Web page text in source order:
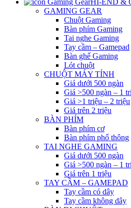
HI-END &
GAMING GEAR
Chuột Gaming
Bàn phím Gaming
Tai nghe Gaming
Tay cầm – Gamepad
Bàn ghế Gaming
Lót chuột
CHUỘT MÁY TÍNH
Giá dưới 500 ngàn
Giá >500 ngàn – 1
Giá >1 triệu – 2 triệu
Giá trên 2 triệu
BÀN PHÍM
Bàn phím cơ
Bàn phím phổ thông
TAI NGHE GAMING
Giá dưới 500 ngàn
Giá >500 ngàn – 1
Giá trên 1 triệu
TAY CẦM – GAMEPAD
Tay cầm có dây
Tay cầm không dây